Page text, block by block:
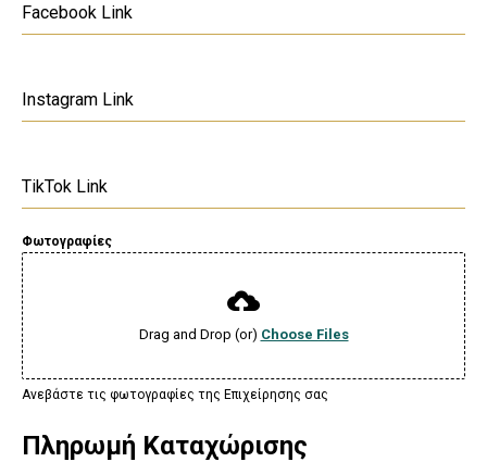
Facebook Link
Instagram Link
TikTok Link
Φωτογραφίες
Drag and Drop (or) Choose Files
Ανεβάστε τις φωτογραφίες της Επιχείρησης σας
Πληρωμή Καταχώρισης